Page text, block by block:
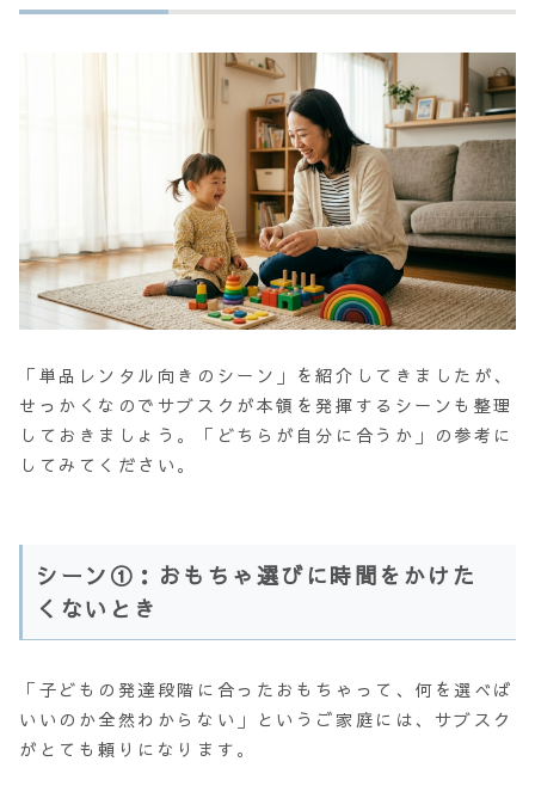
「単品レンタル向きのシーン」を紹介してきましたが、
せっかくなのでサブスクが本領を発揮するシーンも整理
しておきましょう。「どちらが自分に合うか」の参考に
してみてください。
シーン①：おもちゃ選びに時間をかけた
くないとき
「子どもの発達段階に合ったおもちゃって、何を選べば
いいのか全然わからない」というご家庭には、サブスク
がとても頼りになります。